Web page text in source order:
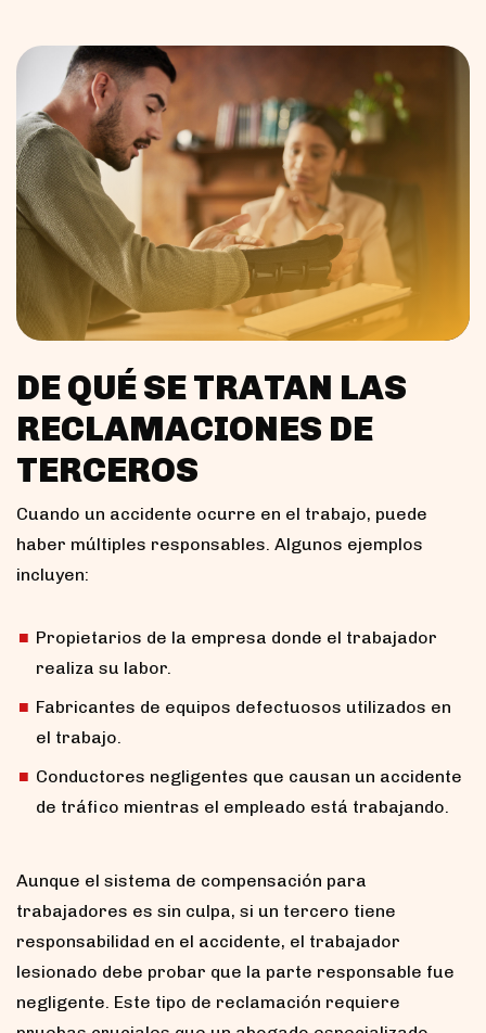
DE QUÉ SE TRATAN LAS
RECLAMACIONES DE
TERCEROS
Cuando un accidente ocurre en el trabajo, puede
haber múltiples responsables. Algunos ejemplos
incluyen:
Propietarios de la empresa donde el trabajador
realiza su labor.
Fabricantes de equipos defectuosos utilizados en
el trabajo.
Conductores negligentes que causan un accidente
de tráfico mientras el empleado está trabajando.
Aunque el sistema de compensación para
trabajadores es sin culpa, si un tercero tiene
responsabilidad en el accidente, el trabajador
lesionado debe probar que la parte responsable fue
negligente. Este tipo de reclamación requiere